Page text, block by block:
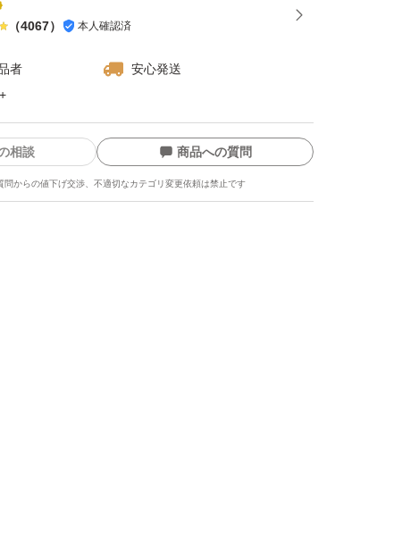
（4067） 本人確認済
者
安心発送
相談 商品への質問
問からの値下げ交渉、不適切なカテゴリ変更依頼は禁止です